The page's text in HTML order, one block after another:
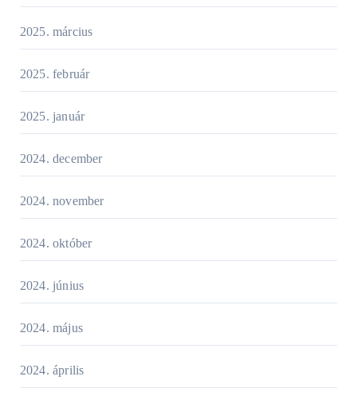
2025. március
2025. február
2025. január
2024. december
2024. november
2024. október
2024. június
2024. május
2024. április